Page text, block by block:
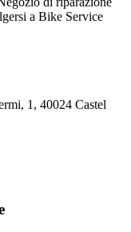
a Bike Service
1, 40024 Castel